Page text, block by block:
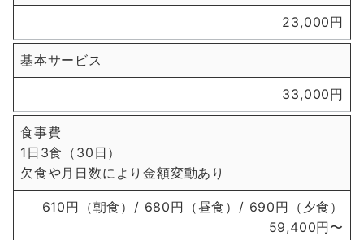
23,000円
基本サービス
33,000円
食事費
1日3食（30日）
欠食や月日数により金額変動あり
610円（朝食）/ 680円（昼食）/ 690円（夕食）
59,400円〜